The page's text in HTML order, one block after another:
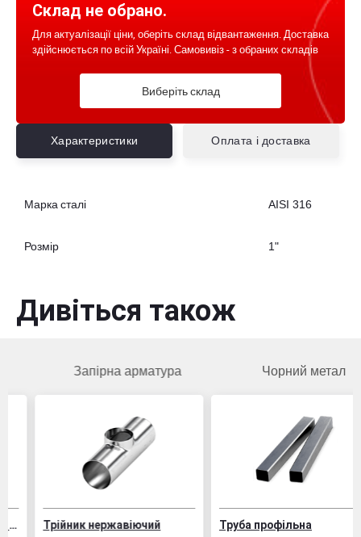
Склад не обрано.
Для актуалізації ціни, оберіть склад відвантаження. Доставка
здійснюється по всій Україні. Самовивіз - з обраних складів
Виберіть склад
Характеристики Оплата і доставка
Марка сталі AISI 316
Розмір 1"
Дивіться також
Запірна арматура
Трійник нержавіючий
Чорний метал
Труба профільна